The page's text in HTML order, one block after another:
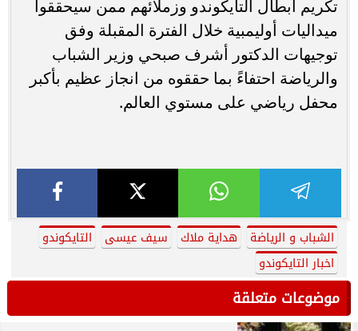
تكريم أبطال التايكوندو وزملائهم ممن سيحققوا
ميداليات أوليمبية خلال الفترة المقبلة وفق
توجيهات الدكتور أشرف صبحي وزير الشباب
والرياضة احتفاءً بما حققوه من انجاز عظيم بأكبر
محفل رياضي على مستوي العالم.
الشباب و الرياضة هداية ملاك سيف عيسى
التايكوندو
اخبار التايكوندو
موضوعات متعلقة